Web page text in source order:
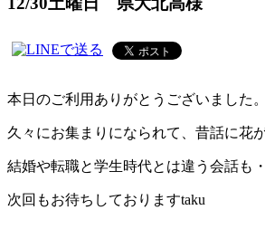
本日のご利用ありがとうございました。
久々にお集まりになられて、昔話に花
結婚や転職と学生時代とは違う会話も
次回もお待ちしておりますtaku